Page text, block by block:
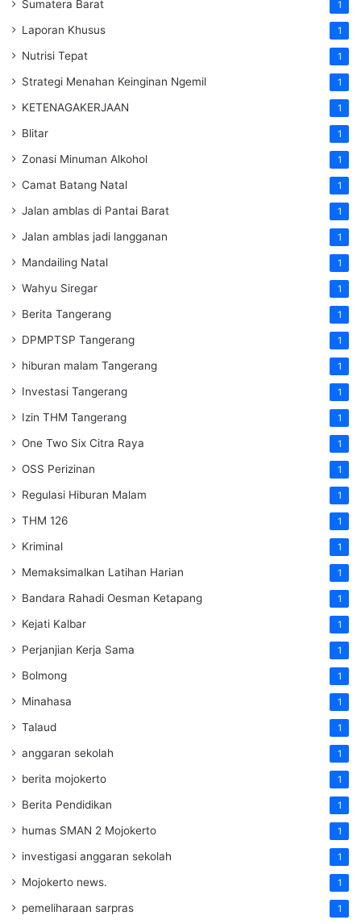
Sumatera Barat 1
Laporan Khusus 1
Nutrisi Tepat 1
Strategi Menahan Keinginan Ngemil 1
KETENAGAKERJAAN 1
Blitar 1
Zonasi Minuman Alkohol 1
Camat Batang Natal 1
Jalan amblas di Pantai Barat 1
Jalan amblas jadi langganan 1
Mandailing Natal 1
Wahyu Siregar 1
Berita Tangerang 1
DPMPTSP Tangerang 1
hiburan malam Tangerang 1
Investasi Tangerang 1
Izin THM Tangerang 1
One Two Six Citra Raya 1
OSS Perizinan 1
Regulasi Hiburan Malam 1
THM 126 1
Kriminal 1
Memaksimalkan Latihan Harian 1
Bandara Rahadi Oesman Ketapang 1
Kejati Kalbar 1
Perjanjian Kerja Sama 1
Bolmong 1
Minahasa 1
Talaud 1
anggaran sekolah 1
berita mojokerto 1
Berita Pendidikan 1
humas SMAN 2 Mojokerto 1
investigasi anggaran sekolah 1
Mojokerto news. 1
pemeliharaan sarpras 1